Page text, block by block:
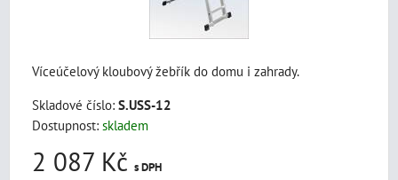
Víceúčelový kloubový žebřík do domu i zahrady.
Skladové číslo: S.USS-12
Dostupnost: skladem
2 087 Kč s DPH